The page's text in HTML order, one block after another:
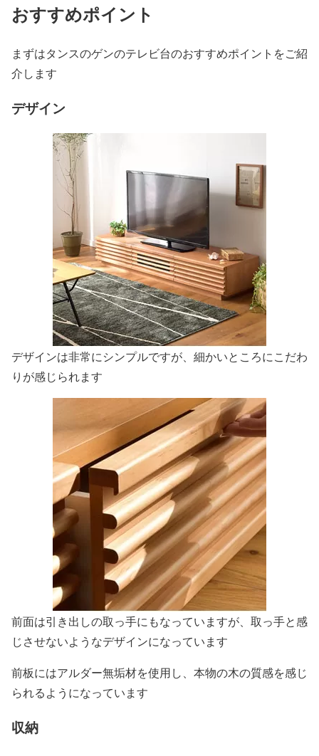
おすすめポイント
まずはタンスのゲンのテレビ台のおすすめポイントをご紹
介します
デザイン
デザインは非常にシンプルですが、細かいところにこだわ
りが感じられます
前面は引き出しの取っ手にもなっていますが、取っ手と感
じさせないようなデザインになっています
前板にはアルダー無垢材を使用し、本物の木の質感を感じ
られるようになっています
収納